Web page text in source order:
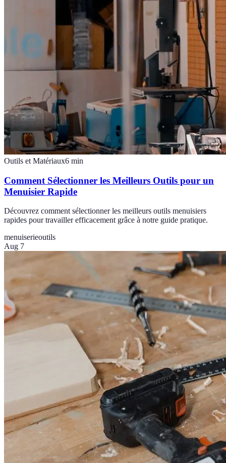
Outils et Matériaux6 min
Comment Sélectionner les Meilleurs Outils pour un
Menuisier Rapide
Découvrez comment sélectionner les meilleurs outils menuisiers
rapides pour travailler efficacement grâce à notre guide pratique.
menuiserieoutils
Aug 7